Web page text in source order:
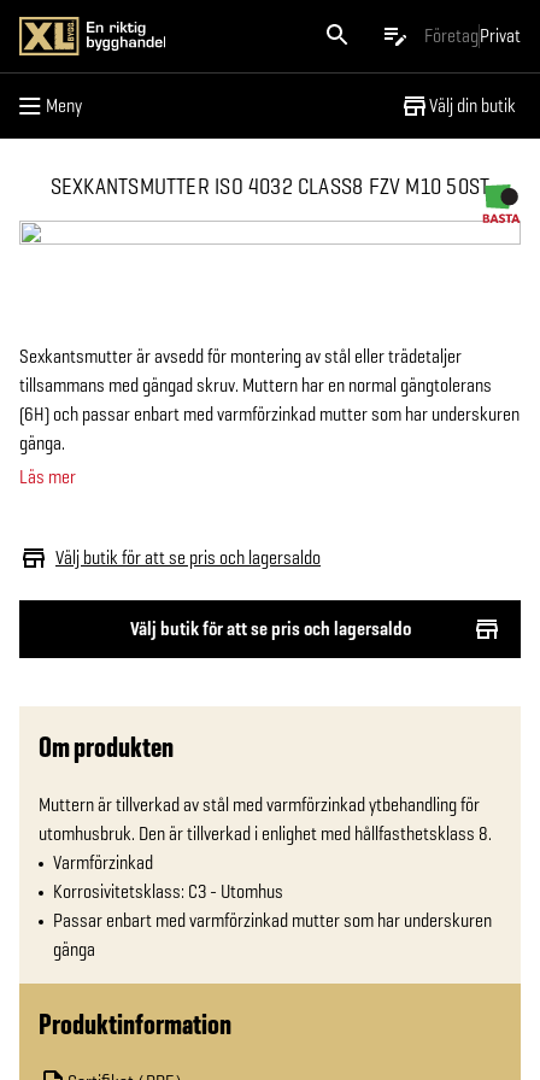
FöretagPrivat
Meny Välj din butik
Meny
SEXKANTSMUTTER ISO 4032 CLASS8 FZV M10 50ST
Välj butik för att se pris och lagersaldo
Välj butik för att se pris och lagersaldo
Sexkantsmutter är avsedd för montering av stål eller trädetaljer
tillsammans med gängad skruv. Muttern har en normal gängtolerans
(6H) och passar enbart med varmförzinkad mutter som har underskuren
gänga.
Läs mer
Om produkten
Muttern är tillverkad av stål med varmförzinkad ytbehandling för
utomhusbruk. Den är tillverkad i enlighet med hållfasthetsklass 8.
Varmförzinkad
Korrosivitetsklass: C3 - Utomhus
Passar enbart med varmförzinkad mutter som har underskuren
gänga
Produktinformation